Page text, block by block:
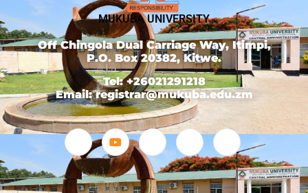
MUKUBA UNIVERSITY
Off Chingola Dual Carriage Way, Itimpi,
P.O. Box 20382, Kitwe.
Tel: +26021291218
Email: registrar@mukuba.edu.zm